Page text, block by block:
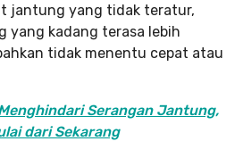
jantung yang tidak teratur,
yang kadang terasa lebih
tidak menentu cepat atau
Serangan Jantung,
dari Sekarang